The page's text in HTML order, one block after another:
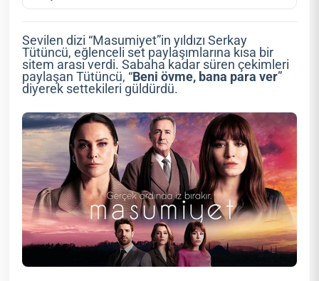
Sevilen dizi “Masumiyet”in yıldızı Serkay
Tütüncü, eğlenceli set paylaşımlarına kısa bir
sitem arası verdi. Sabaha kadar süren çekimleri
paylaşan Tütüncü, “Beni övme, bana para ver”
diyerek settekileri güldürdü.